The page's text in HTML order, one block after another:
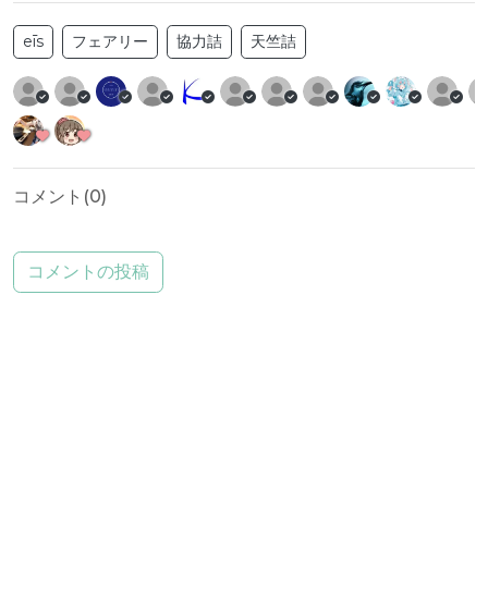
eīs フェアリー 協力詰 天竺詰
コメント(0)
コメントの投稿